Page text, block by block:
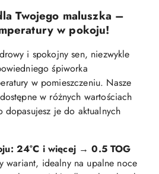
Twojego maluszka –
w pokoju!
i spokojny sen, niezwykle
śpiworka
w pomieszczeniu. Nasze
w różnych wartościach
dopasujesz je do aktualnych
24°C i więcej→0.5 TOG
wariant, idealny na upalne noce